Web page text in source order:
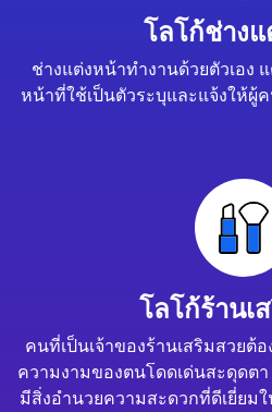
โลโก้ช่าง
ช่างแต่งหน้าทำงานด้วยตัวเอง
หน้าที่ใช้เป็นตัวระบุและแจ้งให้ผู้
โลโก้ร้านเ
คนที่เป็นเจ้าของร้านเสริมสวยต้
ความงามของตนโดดเด่นสะดุดตา
มีสิ่งอำนวยความสะดวกที่ดีเยี่ย